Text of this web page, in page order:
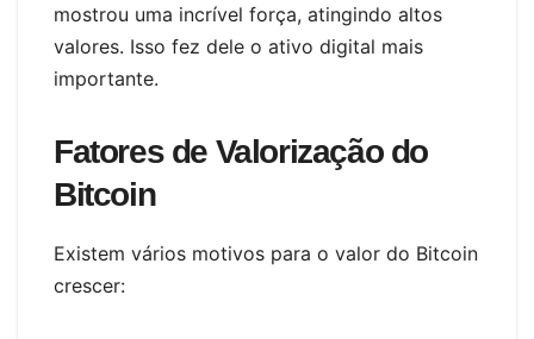
mostrou uma incrível força, atingindo altos
valores. Isso fez dele o ativo digital mais
importante.
Fatores de Valorização do
Bitcoin
Existem vários motivos para o valor do Bitcoin
crescer: